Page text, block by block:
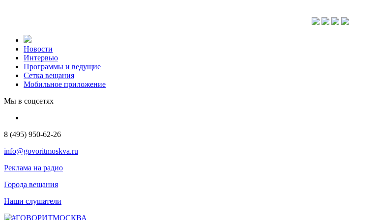
Новости
Интервью
Программы и ведущие
Сетка вещания
Мобильное приложение
Мы в соцсетях
8 (495) 950-62-26
info@govoritmoskva.ru
Реклама на радио
Города вещания
Наши слушатели